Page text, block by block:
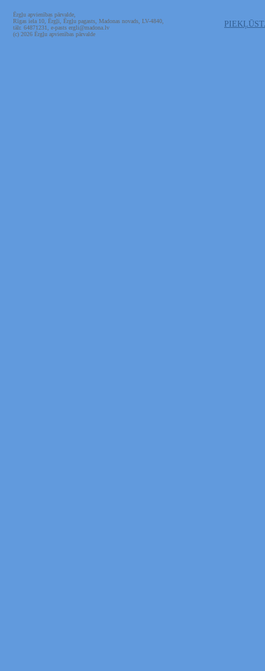
Ērgļu apvienības pārvalde,
Rīgas iela 10, Ērgļi, Ērgļu pagasts, Madonas novads, LV-4840,
tālr. 64871231, e-pasts ergli@madona.lv
(c) 2026 Ērgļu apvienības pārvalde